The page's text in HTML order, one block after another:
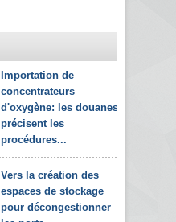
Importation de
concentrateurs
d'oxygène: les douanes
précisent les
procédures...
Vers la création des
espaces de stockage
pour décongestionner